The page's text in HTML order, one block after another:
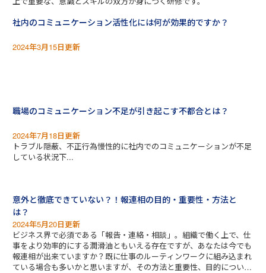
社内のコミュニケーション活性化には何が効果的ですか？
2024年3月15日更新
職場のコミュニケーション不足が引き起こす不都合とは？
2024年7月18日更新
トラブル隠蔽、不正行為慢性的に社内でのコミュニケーションが不足
している状況下...
意外と徹底できていない？！報連相の目的・重要性・方法と
は？
2024年5月20日更新
ビジネス界で必須である「報告・連絡・相談」。組織で働く上で、仕
事をより効率的にする潤滑油ともいえる存在ですが、あなたは今でも
報連相が出来ていますか？既に仕事のルーティンワークに組み込まれ
ている場合も多いかと思いますが、その方法と重要性、目的について